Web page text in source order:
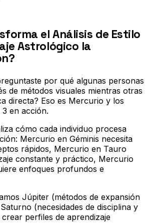
el Análisis de Estilo
Astrológico la
por qué algunas personas
de métodos visuales mientras otras
directa? Eso es Mercurio y los
3 en acción.
cómo cada individuo procesa
Mercurio en Géminis necesita
rápidos, Mercurio en Tauro
constante y práctico, Mercurio
enfoques profundos e
Júpiter (métodos de expansión
(necesidades de disciplina y
perfiles de aprendizaje